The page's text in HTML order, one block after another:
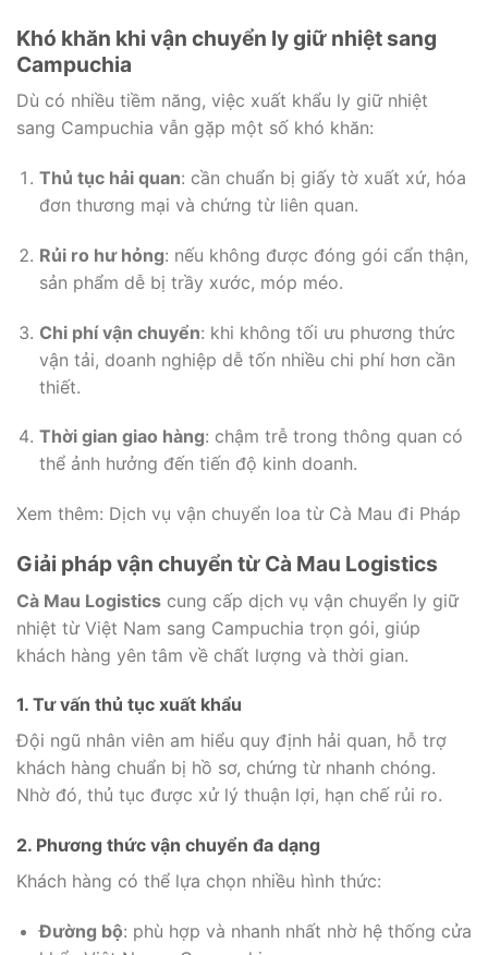
Khó khăn khi vận chuyển ly giữ nhiệt sang
Campuchia
Dù có nhiều tiềm năng, việc xuất khẩu ly giữ nhiệt
sang Campuchia vẫn gặp một số khó khăn:
Thủ tục hải quan: cần chuẩn bị giấy tờ xuất xứ, hóa
đơn thương mại và chứng từ liên quan.
Rủi ro hư hỏng: nếu không được đóng gói cẩn thận,
sản phẩm dễ bị trầy xước, móp méo.
Chi phí vận chuyển: khi không tối ưu phương thức
vận tải, doanh nghiệp dễ tốn nhiều chi phí hơn cần
thiết.
Thời gian giao hàng: chậm trễ trong thông quan có
thể ảnh hưởng đến tiến độ kinh doanh.
Xem thêm: Dịch vụ vận chuyển loa từ Cà Mau đi Pháp
Giải pháp vận chuyển từ Cà Mau Logistics
Cà Mau Logistics cung cấp dịch vụ vận chuyển ly giữ
nhiệt từ Việt Nam sang Campuchia trọn gói, giúp
khách hàng yên tâm về chất lượng và thời gian.
1. Tư vấn thủ tục xuất khẩu
Đội ngũ nhân viên am hiểu quy định hải quan, hỗ trợ
khách hàng chuẩn bị hồ sơ, chứng từ nhanh chóng.
Nhờ đó, thủ tục được xử lý thuận lợi, hạn chế rủi ro.
2. Phương thức vận chuyển đa dạng
Khách hàng có thể lựa chọn nhiều hình thức:
Đường bộ: phù hợp và nhanh nhất nhờ hệ thống cửa